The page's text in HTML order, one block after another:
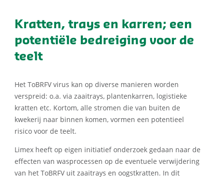
Kratten, trays en karren; een
potentiële bedreiging voor de
teelt
Het ToBRFV virus kan op diverse manieren worden
verspreid: o.a. via zaaitrays, plantenkarren, logistieke
kratten etc. Kortom, alle stromen die van buiten de
kwekerij naar binnen komen, vormen een potentieel
risico voor de teelt.
Limex heeft op eigen initiatief onderzoek gedaan naar de
effecten van wasprocessen op de eventuele verwijdering
van het ToBRFV uit zaaitrays en oogstkratten. In dit